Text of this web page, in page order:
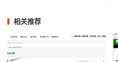
相关推荐